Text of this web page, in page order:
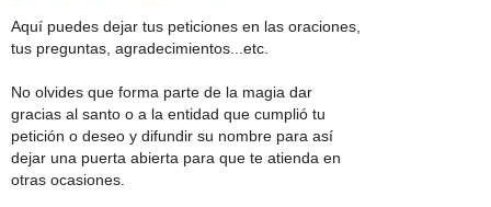
Aquí puedes dejar tus peticiones en las oraciones,
tus preguntas, agradecimientos...etc.
No olvides que forma parte de la magia dar
gracias al santo o a la entidad que cumplió tu
petición o deseo y difundir su nombre para así
dejar una puerta abierta para que te atienda en
otras ocasiones.